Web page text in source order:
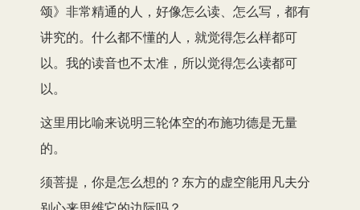
颂》非常精通的人，好像怎么读、怎么写，都有
讲究的。什么都不懂的人，就觉得怎么样都可
以。我的读音也不太准，所以觉得怎么读都可
以。
这里用比喻来说明三轮体空的布施功德是无量
的。
须菩提，你是怎么想的？东方的虚空能用凡夫分